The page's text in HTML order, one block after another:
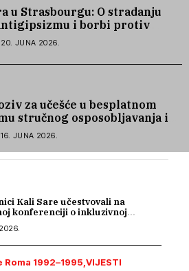
u Strasbourgu: O stradanju
i borbi protiv
20. JUNA 2026.
za učešće u besplatnom
stručnog osposobljavanja i
pri zapošljavanju
16. JUNA 2026.
Kali Sare učestvovali na
konferenciji o inkluzivnoj
Roma 1992–1995 VIJESTI